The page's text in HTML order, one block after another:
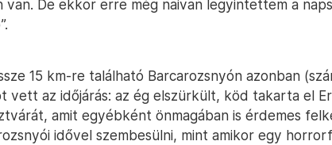
van. De ekkor erre még naivan legyintettem a
15 km-re található Barcarozsnyón azonban
vett az időjárás: az ég elszürkült, köd takarta el
amit egyébként önmagában is érdemes
idővel szembesülni, mint amikor egy